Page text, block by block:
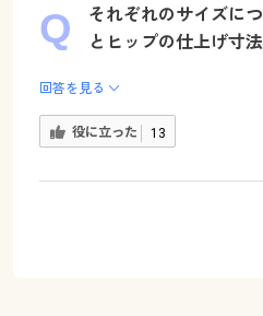
それぞれのサイズに
とヒップの仕上げ寸
回答を見る
役に立った 13